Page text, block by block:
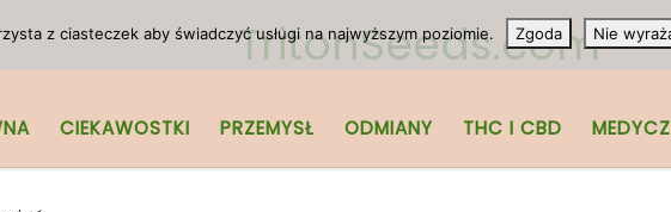
TritonSeeds.com
CIEKAWOSTKI PRZEMYSŁ ODMIANY THC I CBD
z ciasteczek aby świadczyć usługi na najwyższym poziomie. Zgoda Nie